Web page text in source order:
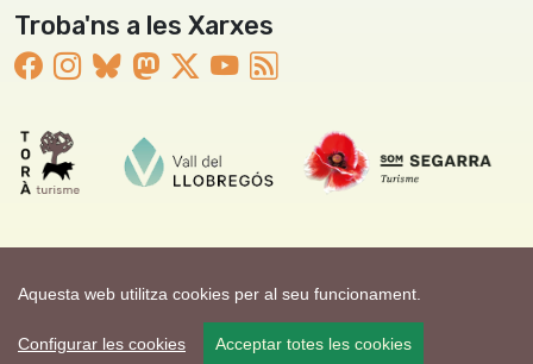
Aquesta web utilitza cookies per al seu funcionament.
Configurar les cookies Acceptar totes les cookies
Troba'ns a les Xarxes